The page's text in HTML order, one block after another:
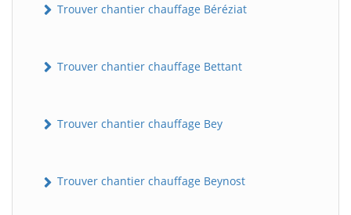
Trouver chantier chauffage Béréziat
Trouver chantier chauffage Bettant
Trouver chantier chauffage Bey
Trouver chantier chauffage Beynost